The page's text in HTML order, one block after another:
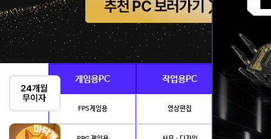
게임용PC 작업용PC Ai · 전
FPS게임용 영상편집